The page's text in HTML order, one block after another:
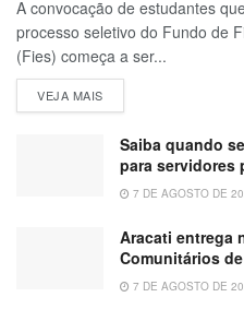
A convocação de estudantes
processo seletivo do Fundo de
(Fies) começa a ser...
VEJA MAIS
Saiba quando
para servidores
7 DE AGOSTO DE
Aracati entrega
Comunitários
7 DE AGOSTO DE